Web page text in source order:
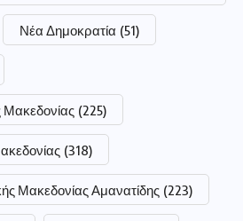
Νέα Δημοκρατία (51)
Μακεδονίας (225)
(318)
Μακεδονίας Αμανατίδης (223)